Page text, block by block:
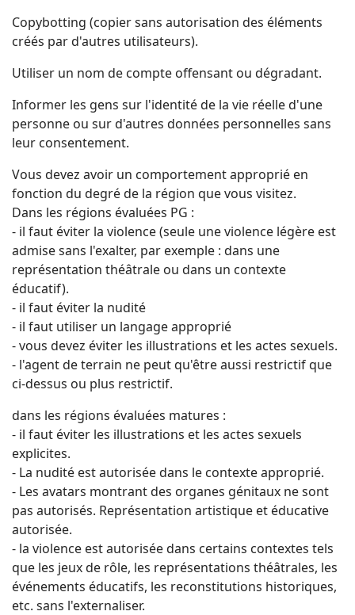
Copybotting (copier sans autorisation des éléments
créés par d'autres utilisateurs).
Utiliser un nom de compte offensant ou dégradant.
Informer les gens sur l'identité de la vie réelle d'une
personne ou sur d'autres données personnelles sans
leur consentement.
Vous devez avoir un comportement approprié en
fonction du degré de la région que vous visitez.
Dans les régions évaluées PG :
- il faut éviter la violence (seule une violence légère est
admise sans l'exalter, par exemple : dans une
représentation théâtrale ou dans un contexte
éducatif).
- il faut éviter la nudité
- il faut utiliser un langage approprié
- vous devez éviter les illustrations et les actes sexuels.
- l'agent de terrain ne peut qu'être aussi restrictif que
ci-dessus ou plus restrictif.
dans les régions évaluées matures :
- il faut éviter les illustrations et les actes sexuels
explicites.
- La nudité est autorisée dans le contexte approprié.
- Les avatars montrant des organes génitaux ne sont
pas autorisés. Représentation artistique et éducative
autorisée.
- la violence est autorisée dans certains contextes tels
que les jeux de rôle, les représentations théâtrales, les
événements éducatifs, les reconstitutions historiques,
etc. sans l'externaliser.